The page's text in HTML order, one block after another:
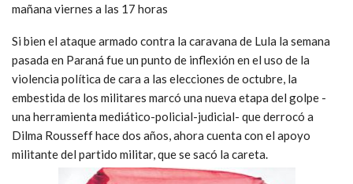
mañana viernes a las 17 horas
Si bien el ataque armado contra la caravana de Lula la semana
pasada en Paraná fue un punto de inflexión en el uso de la
violencia política de cara a las elecciones de octubre, la
embestida de los militares marcó una nueva etapa del golpe -
una herramienta mediático-policial-judicial- que derrocó a
Dilma Rousseff hace dos años, ahora cuenta con el apoyo
militante del partido militar, que se sacó la careta.